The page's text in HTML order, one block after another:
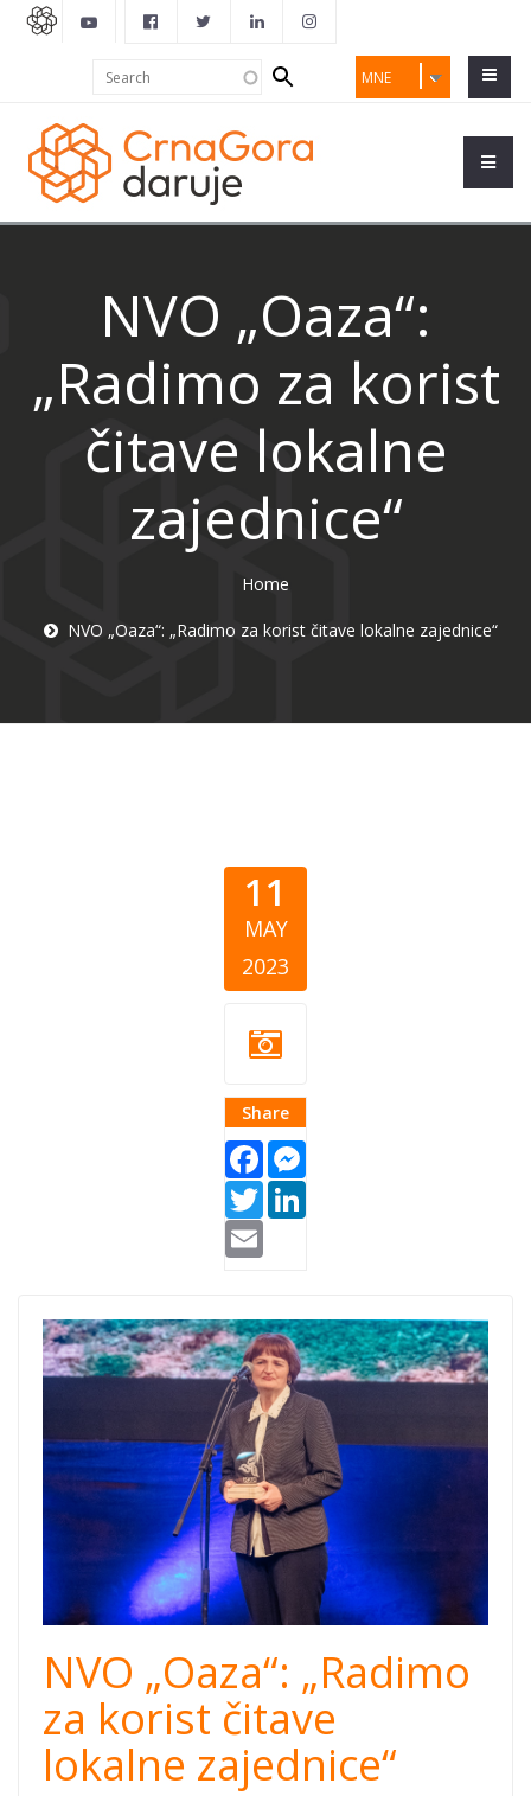
MNE
Search
form
NVO „Oaza“:
„Radimo za korist
čitave lokalne
zajednice“
Home
NVO „Oaza“: „Radimo za korist čitave lokalne zajednice“
11
MAY
2023
Share
Facebook
Twitter
oaza-cover.png
NVO „Oaza“: „Radimo
za korist čitave
lokalne zajednice“